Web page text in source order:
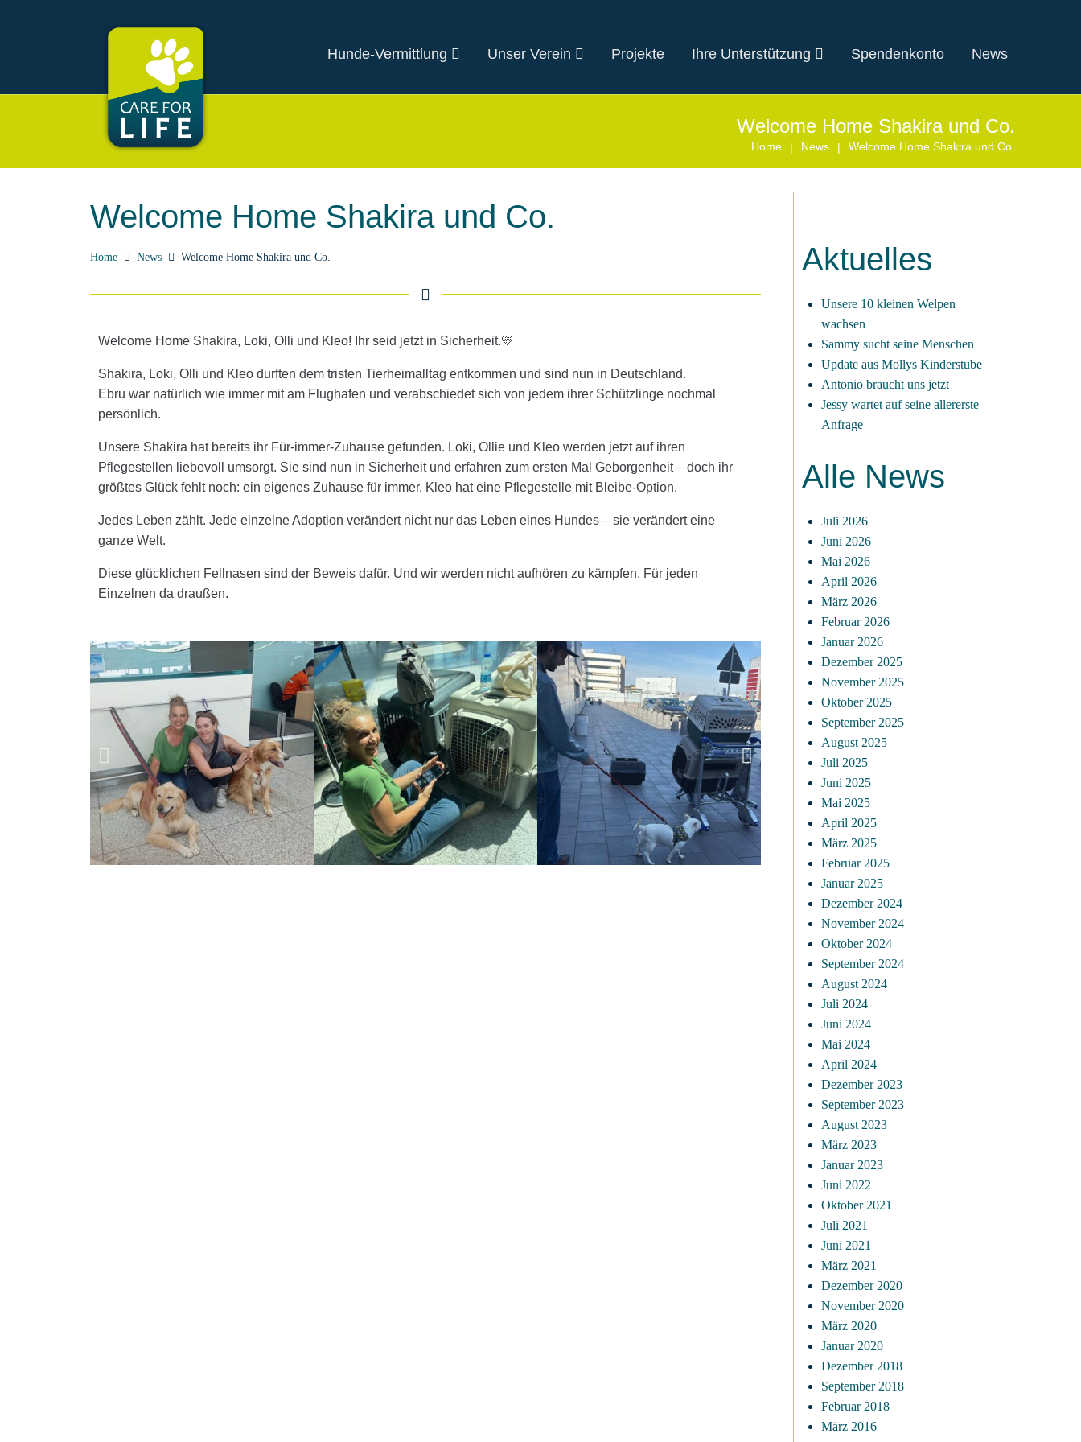
Hunde-Vermittlung Unser Verein Projekte Ihre Unterstützung Spendenkonto News
Welcome Home Shakira und Co.
Home | News | Welcome Home Shakira und Co.
Welcome Home Shakira und Co.
Home News Welcome Home Shakira und Co.
Welcome Home Shakira, Loki, Olli und Kleo! Ihr seid jetzt in Sicherheit.💛
Shakira, Loki, Olli und Kleo durften dem tristen Tierheimalltag entkommen und sind nun in Deutschland.
Ebru war natürlich wie immer mit am Flughafen und verabschiedet sich von jedem ihrer Schützlinge nochmal
persönlich.
Unsere Shakira hat bereits ihr Für-immer-Zuhause gefunden. Loki, Ollie und Kleo werden jetzt auf ihren
Pflegestellen liebevoll umsorgt. Sie sind nun in Sicherheit und erfahren zum ersten Mal Geborgenheit – doch ihr
größtes Glück fehlt noch: ein eigenes Zuhause für immer. Kleo hat eine Pflegestelle mit Bleibe-Option.
Jedes Leben zählt. Jede einzelne Adoption verändert nicht nur das Leben eines Hundes – sie verändert eine
ganze Welt.
Diese glücklichen Fellnasen sind der Beweis dafür. Und wir werden nicht aufhören zu kämpfen. Für jeden
Einzelnen da draußen.
Aktuelles
Unsere 10 kleinen Welpen
wachsen
Sammy sucht seine Menschen
Update aus Mollys Kinderstube
Antonio braucht uns jetzt
Jessy wartet auf seine allererste
Anfrage
Alle News
Juli 2026
Juni 2026
Mai 2026
April 2026
März 2026
Februar 2026
Januar 2026
Dezember 2025
November 2025
Oktober 2025
September 2025
August 2025
Juli 2025
Juni 2025
Mai 2025
April 2025
März 2025
Februar 2025
Januar 2025
Dezember 2024
November 2024
Oktober 2024
September 2024
August 2024
Juli 2024
Juni 2024
Mai 2024
April 2024
Dezember 2023
September 2023
August 2023
März 2023
Januar 2023
Juni 2022
Oktober 2021
Juli 2021
Juni 2021
März 2021
Dezember 2020
November 2020
März 2020
Januar 2020
Dezember 2018
September 2018
Februar 2018
März 2016